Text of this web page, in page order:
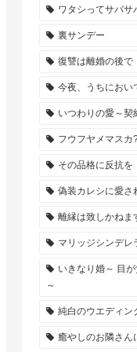
ワタシってサバサ
裏サンデー
復讐は離婚の後で
今夜、うちにおい
いつわりの愛～契
フウフヤメマスカ
その品格に反抗を
偽装カレシに愛さ
離縁は致しかねま
マリッジシンデレ
いきなり婚～ 目
～
純白のウエディン
癒やしのお隣さん